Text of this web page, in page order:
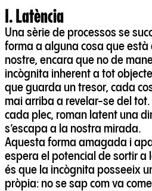
I. Latència
Una sèrie de processos se
forma a alguna cosa que
nostre, encara que no de
incògnita inherent a tot
que guarda un tresor, cada
mai arriba a revelar-se del
cada plec, roman latent una
s’escapa a la nostra mirada.
Aquesta forma amagada i
espera el potencial de sortir a
és que la incògnita posseeix
pròpia: no se sap com va